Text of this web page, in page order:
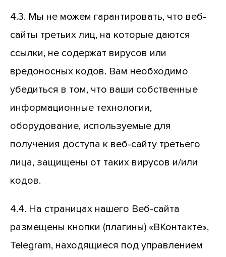
4.3. Мы не можем гарантировать, что веб-
сайты третьих лиц, на которые даются
ссылки, не содержат вирусов или
вредоносных кодов. Вам необходимо
убедиться в том, что ваши собственные
информационные технологии,
оборудование, используемые для
получения доступа к веб-сайту третьего
лица, защищены от таких вирусов и/или
кодов.
4.4. На страницах нашего Веб-сайта
размещены кнопки (плагины) «ВКонтакте»,
Telegram, находящиеся под управлением